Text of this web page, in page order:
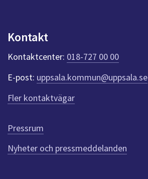
n
t
r
ö
e
n
n
Kontakt
Kontaktcenter: 018-727 00 00
E-post: uppsala.kommun@uppsala.se
Fler kontaktvägar
Pressrum
Nyheter och pressmeddelanden